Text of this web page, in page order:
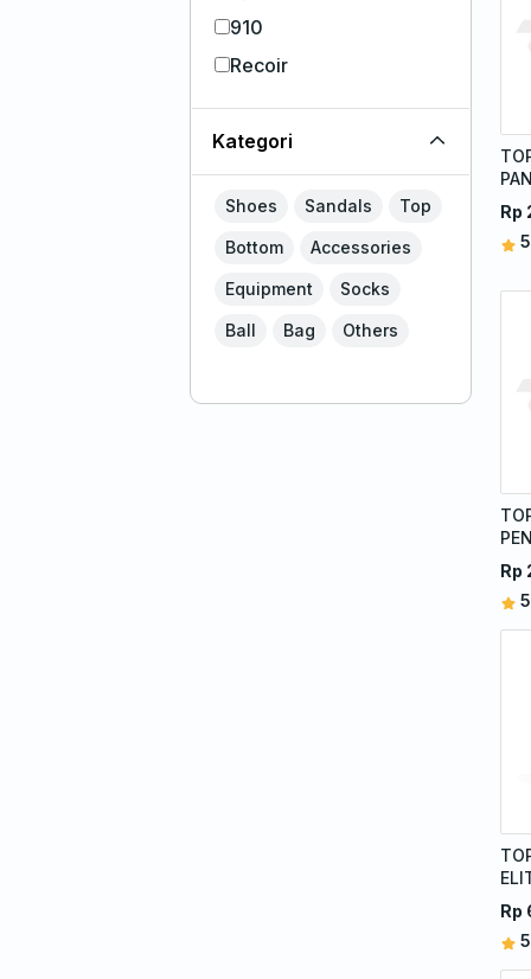
910
Recoir
Kategori
Shoes Sandals Top
Bottom Accessories
Equipment Socks
Ball Bag Others
Rp
5
Rp
5
Rp
5